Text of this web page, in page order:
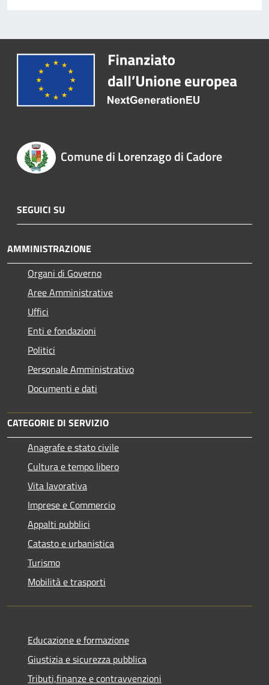
Comune di Lorenzago di Cadore
SEGUICI SU
AMMINISTRAZIONE
Organi di Governo
Aree Amministrative
Uffici
Enti e fondazioni
Politici
Personale Amministrativo
Documenti e dati
CATEGORIE DI SERVIZIO
Anagrafe e stato civile
Cultura e tempo libero
Vita lavorativa
Imprese e Commercio
Appalti pubblici
Catasto e urbanistica
Turismo
Mobilità e trasporti
Educazione e formazione
Giustizia e sicurezza pubblica
Tributi,finanze e contravvenzioni